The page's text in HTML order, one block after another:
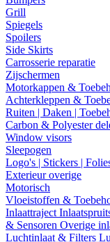
Grill
Spiegels
Spoilers
Side Skirts
Carrosserie reparatie
Zijschermen
Motorkappen &
Achterkleppen &
Ruiten | Daken |
Carbon & Polyester
Window visors
Sleepogen
Logo's | Stickers |
Exterieur overige
Motorisch
Vloeistoffen &
Inlaattraject
& Sensoren Overige
Luchtinlaat & Filters